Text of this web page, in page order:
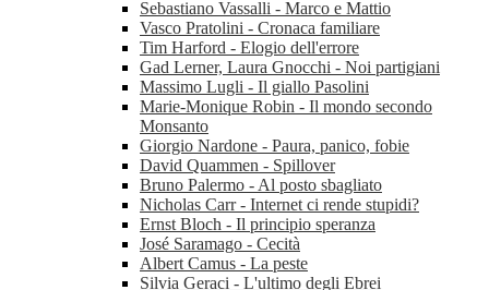
Sebastiano Vassalli - Marco e Mattio
Vasco Pratolini - Cronaca familiare
Tim Harford - Elogio dell'errore
Gad Lerner, Laura Gnocchi - Noi partigiani
Massimo Lugli - Il giallo Pasolini
Marie-Monique Robin - Il mondo secondo
Monsanto
Giorgio Nardone - Paura, panico, fobie
David Quammen - Spillover
Bruno Palermo - Al posto sbagliato
Nicholas Carr - Internet ci rende stupidi?
Ernst Bloch - Il principio speranza
José Saramago - Cecità
Albert Camus - La peste
Silvia Geraci - L'ultimo degli Ebrei